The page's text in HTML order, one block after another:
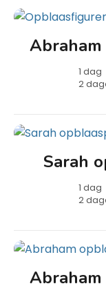
1 dag
2
Sarah
1 dag
2